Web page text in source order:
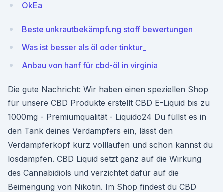
OkEa
Beste unkrautbekämpfung stoff bewertungen
Was ist besser als öl oder tinktur_
Anbau von hanf für cbd-öl in virginia
Die gute Nachricht: Wir haben einen speziellen Shop
für unsere CBD Produkte erstellt CBD E-Liquid bis zu
1000mg - Premiumqualität - Liquido24 Du füllst es in
den Tank deines Verdampfers ein, lässt den
Verdampferkopf kurz volllaufen und schon kannst du
losdampfen. CBD Liquid setzt ganz auf die Wirkung
des Cannabidiols und verzichtet dafür auf die
Beimengung von Nikotin. Im Shop findest du CBD